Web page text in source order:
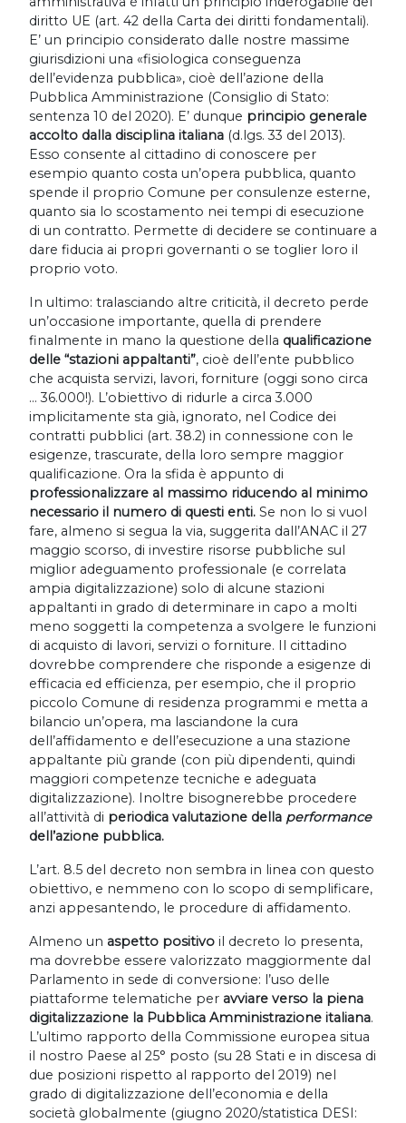
diritto UE (art. 42 della Carta dei diritti fondamentali).
E’ un principio considerato dalle nostre massime
giurisdizioni una «fisiologica conseguenza
dell’evidenza pubblica», cioè dell’azione della
Pubblica Amministrazione (Consiglio di Stato:
sentenza 10 del 2020). E’ dunque principio generale
accolto dalla disciplina italiana (d.lgs. 33 del 2013).
Esso consente al cittadino di conoscere per
esempio quanto costa un’opera pubblica, quanto
spende il proprio Comune per consulenze esterne,
quanto sia lo scostamento nei tempi di esecuzione
di un contratto. Permette di decidere se continuare a
dare fiducia ai propri governanti o se toglier loro il
proprio voto.
In ultimo: tralasciando altre criticità, il decreto perde
un’occasione importante, quella di prendere
finalmente in mano la questione della qualificazione
delle “stazioni appaltanti”, cioè dell’ente pubblico
che acquista servizi, lavori, forniture (oggi sono circa
… 36.000!). L’obiettivo di ridurle a circa 3.000
implicitamente sta già, ignorato, nel Codice dei
contratti pubblici (art. 38.2) in connessione con le
esigenze, trascurate, della loro sempre maggior
qualificazione. Ora la sfida è appunto di
professionalizzare al massimo riducendo al minimo
necessario il numero di questi enti. Se non lo si vuol
fare, almeno si segua la via, suggerita dall’ANAC il 27
maggio scorso, di investire risorse pubbliche sul
miglior adeguamento professionale (e correlata
ampia digitalizzazione) solo di alcune stazioni
appaltanti in grado di determinare in capo a molti
meno soggetti la competenza a svolgere le funzioni
di acquisto di lavori, servizi o forniture. Il cittadino
dovrebbe comprendere che risponde a esigenze di
efficacia ed efficienza, per esempio, che il proprio
piccolo Comune di residenza programmi e metta a
bilancio un’opera, ma lasciandone la cura
dell’affidamento e dell’esecuzione a una stazione
appaltante più grande (con più dipendenti, quindi
maggiori competenze tecniche e adeguata
digitalizzazione). Inoltre bisognerebbe procedere
all’attività di periodica valutazione della performance
dell’azione pubblica.
L’art. 8.5 del decreto non sembra in linea con questo
obiettivo, e nemmeno con lo scopo di semplificare,
anzi appesantendo, le procedure di affidamento.
Almeno un aspetto positivo il decreto lo presenta,
ma dovrebbe essere valorizzato maggiormente dal
Parlamento in sede di conversione: l’uso delle
piattaforme telematiche per avviare verso la piena
digitalizzazione la Pubblica Amministrazione italiana.
L’ultimo rapporto della Commissione europea situa
il nostro Paese al 25° posto (su 28 Stati e in discesa di
due posizioni rispetto al rapporto del 2019) nel
grado di digitalizzazione dell’economia e della
società globalmente (giugno 2020/statistica DESI: